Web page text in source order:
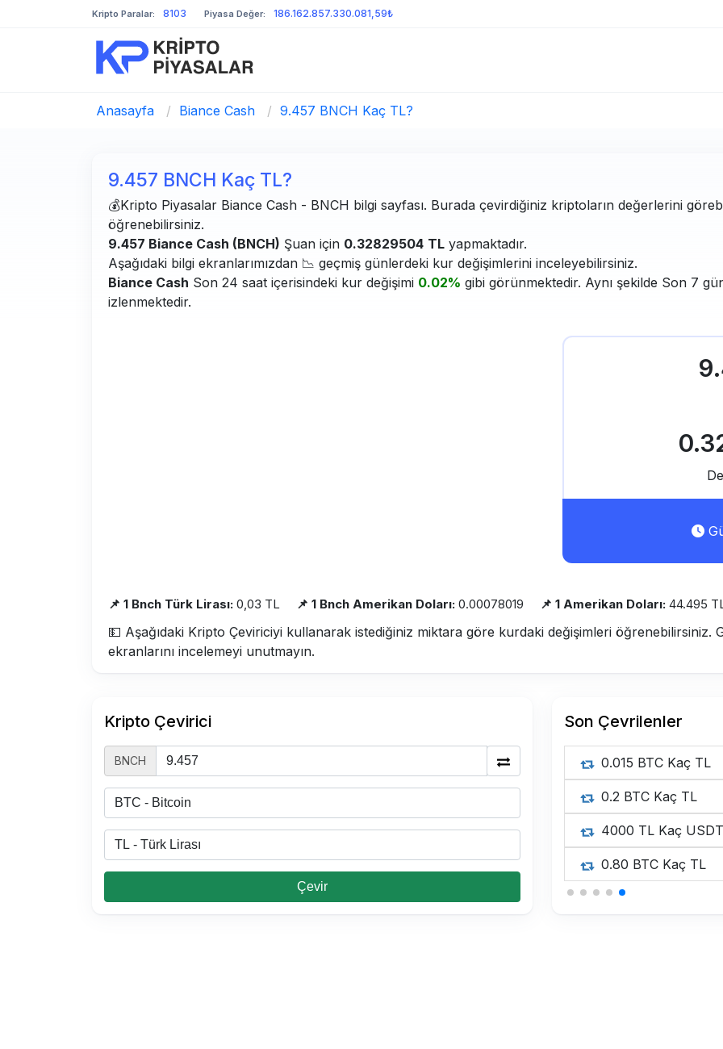
Kripto Paralar: 8103 Piyasa Değer: 186.162.857.330.081,59₺
Anasayfa / Biance Cash / 9.457 BNCH Kaç TL?
9.457 BNCH Kaç TL?
💰Kripto Piyasalar Biance Cash - BNCH bilgi sayfası. Burada çevirdiğiniz kriptoların değerlerini
öğrenebilirsiniz.
9.457 Biance Cash (BNCH) Şuan için 0.32829504 TL yapmaktadır.
Aşağıdaki bilgi ekranlarımızdan 📉 geçmiş günlerdeki kur değişimlerini inceleyebilirsiniz.
Biance Cash Son 24 saat içerisindeki kur değişimi 0.02% gibi görünmektedir. Aynı şekilde Son 7
izlenmektedir.
📌 1 Bnch Türk Lirası: 0,03 TL 📌 1 Bnch Amerikan Doları: 0.00078019 📌 1 Amerikan Doları: 44.495
💵 Aşağıdaki Kripto Çeviriciyi kullanarak istediğiniz miktara göre kurdaki değişimleri öğrenebilirsiniz.
ekranlarını incelemeyi unutmayın.
Kripto Çevirici
BNCH
Çevir
Son Çevrilenler
2500 TL Kaç USDT
3000 TL Kaç BNB
2000 TL Kaç BNB
0.03 BNB Kaç TL
0.015 BTC Kaç TL
0.2 BTC Kaç TL
4000 TL Kaç USDT
0.80 BTC Kaç TL